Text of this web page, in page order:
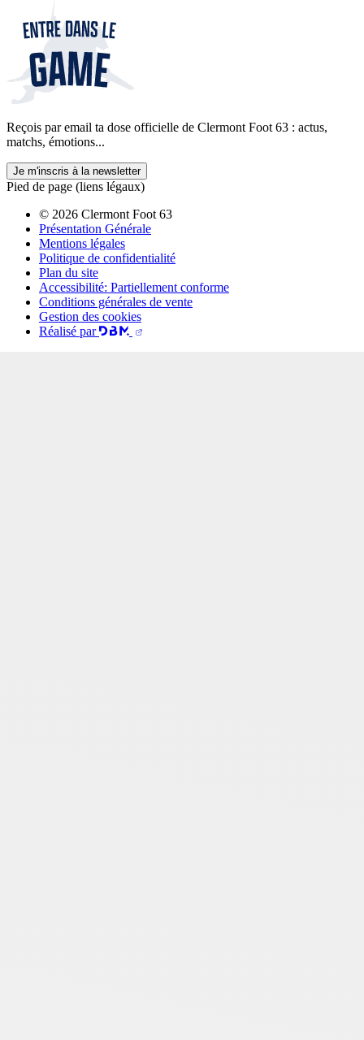
Reçois par email ta dose officielle de Clermont Foot 63 : actus,
matchs, émotions...
Je m'inscris à la newsletter
Pied de page (liens légaux)
© 2026 Clermont Foot 63
Présentation Générale
Mentions légales
Politique de confidentialité
Plan du site
Accessibilité: Partiellement conforme
Conditions générales de vente
Gestion des cookies
Réalisé par